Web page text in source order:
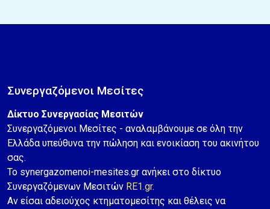
Συνεργαζόμενοι Μεσίτες
Δίκτυο Συνεργασίας Μεσιτών
Συνεργαζόμενοι Μεσίτες - αναλαμβάνουμε σε όλη την
Ελλάδα υπεύθυνα την πώληση και ενοικίαση του ακινήτου
σας.
Το synergazomenoi-mesites.gr ανήκει στο δίκτυο
Συνεργαζόμενων Μεσιτών RE1.gr.
Αν είσαι αδειούχος κτηματομεσίτης και θέλεις να